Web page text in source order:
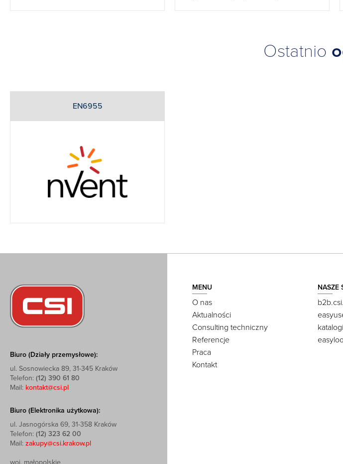
Ostatnio
EN6955
Biuro (Działy przemysłowe):
ul. Sosnowiecka 89, 31-345 Kraków
Telefon: (12) 390 61 80
Mail: kontakt@csi.pl
Biuro (Elektronika użytkowa):
ul. Jasnogórska 69, 31-358 Kraków
Telefon: (12) 323 62 00
Mail: zakupy@csi.krakow.pl
woj. małopolskie
MENU
O nas
Aktualności
Consulting techniczny
Referencje
Praca
Kontakt
NASZE